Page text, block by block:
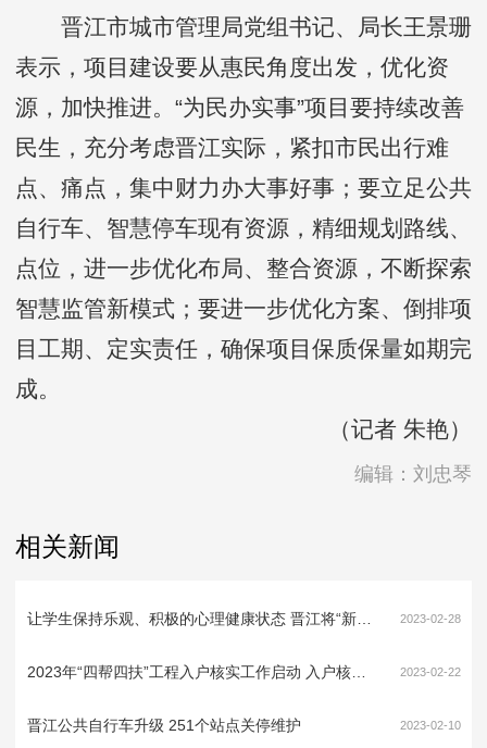
晋江市城市管理局党组书记、局长王景珊
表示，项目建设要从惠民角度出发，优化资
源，加快推进。“为民办实事”项目要持续改善
民生，充分考虑晋江实际，紧扣市民出行难
点、痛点，集中财力办大事好事；要立足公共
自行车、智慧停车现有资源，精细规划路线、
点位，进一步优化布局、整合资源，不断探索
智慧监管新模式；要进一步优化方案、倒排项
目工期、定实责任，确保项目保质保量如期完
成。
（记者 朱艳）
编辑：刘忠琴
相关新闻
让学生保持乐观、积极的心理健康状态 晋江将“新建或改建38个中小学心理辅导室”纳入为民办实事项目 2023-02-28
2023年“四帮四扶”工程入户核实工作启动 入户核实截至28日 下月初确定帮扶对象 2023-02-22
晋江公共自行车升级 251个站点关停维护 2023-02-10